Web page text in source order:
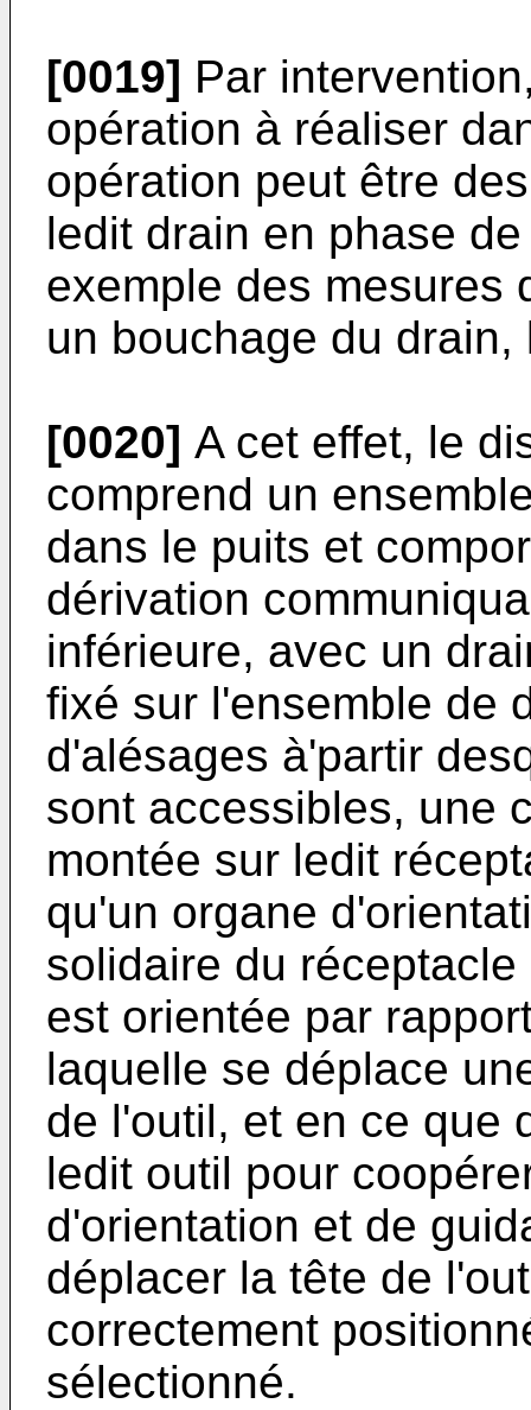
[0019] Par
opération à réaliser
opération peut être
ledit drain en phase
exemple des mesures
un bouchage du
[0020] A cet effet, le
comprend un
dans le puits et
dérivation
inférieure, avec un
fixé sur l'ensemble de
d'alésages à'partir
sont accessibles, une
montée sur ledit
qu'un organe
solidaire du
est orientée par
laquelle se déplace
de l'outil, et en ce que
ledit outil pour
d'orientation et de
déplacer la tête de
correctement
sélectionné.